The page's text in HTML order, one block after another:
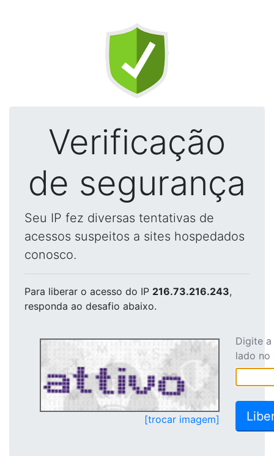
Verificação
de segurança
Seu IP fez diversas tentativas de
acessos suspeitos a sites hospedados
conosco.
Para liberar o acesso do IP 216.73.216.243,
responda ao desafio abaixo.
[trocar imagem]
Digite
lado no